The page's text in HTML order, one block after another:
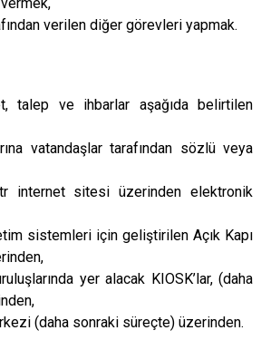
verilen diğer görevleri yapmak.
talep ve ihbarlar aşağıda belirtilen
vatandaşlar tarafından sözlü veya
internet sitesi üzerinden elektronik
sistemleri için geliştirilen Açık Kapı
yer alacak KIOSK’lar, (daha
(daha sonraki süreçte) üzerinden.